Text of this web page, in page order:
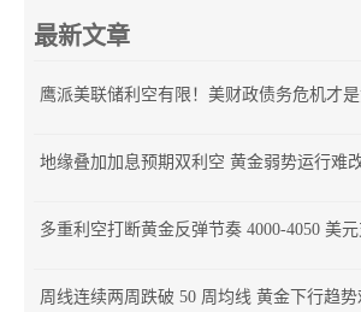
最新文章
鹰派美联储利空有限！美财政债务危机才是
地缘叠加加息预期双利空 黄金弱势运行难
多重利空打断黄金反弹节奏 4000-4050 美元
周线连续两周跌破 50 周均线 黄金下行趋势